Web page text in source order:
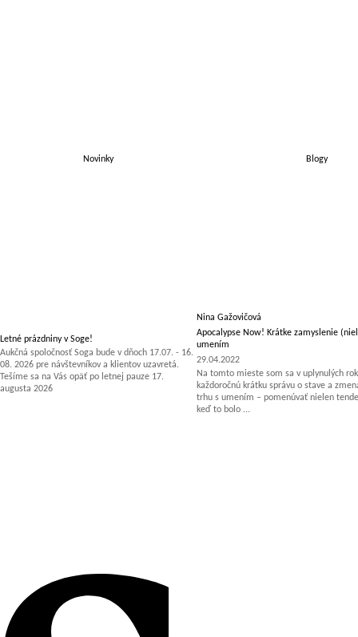
Novinky Blogy
Letné prázdniny v Soge!
Aukčná spoločnosť Soga bude v dňoch 17.07. - 16.
08. 2026 pre návštevníkov a klientov uzavretá.
Tešíme sa na Vás opäť po letnej pauze 17.
augusta 2026
Nina Gažovičová
Apocalypse Now! Krátke zamyslenie
umením
29.04.2022
Na tomto mieste som sa v uplynulých
každoročnú krátku správu o stave a
trhu s umením – pomenúvať nielen
keď to bolo ...